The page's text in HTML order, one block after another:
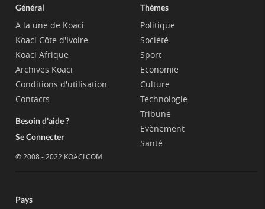
Général
A la une de Koaci
Koaci Côte d'Ivoire
Koaci Afrique
Archives Koaci
Conditions d'utilisation
Contacts
Besoin d'aide ?
Se Connecter
© 2008 - 2022 KOACI.COM
Thèmes
Politique
Société
Sport
Economie
Culture
Technologie
Tribune
Evènement
Santé
Pays